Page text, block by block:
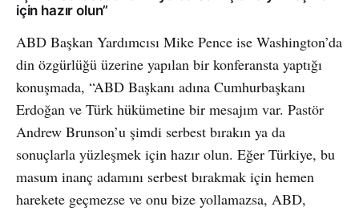
için hazır olun”
ABD Başkan Yardımcısı Mike Pence ise Washington’da
din özgürlüğü üzerine yapılan bir konferansta yaptığı
konuşmada, “ABD Başkanı adına Cumhurbaşkanı
Erdoğan ve Türk hükümetine bir mesajım var. Pastör
Andrew Brunson’u şimdi serbest bırakın ya da
sonuçlarla yüzleşmek için hazır olun. Eğer Türkiye, bu
masum inanç adamını serbest bırakmak için hemen
harekete geçmezse ve onu bize yollamazsa, ABD,